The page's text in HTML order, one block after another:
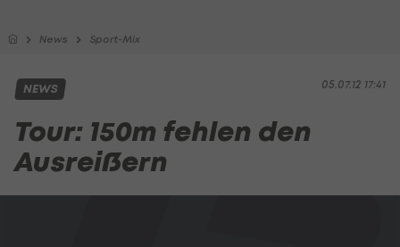
News Sport-Mix
05.07.12 17:41
NEWS
Tour: 150m fehlen den
Ausreißern